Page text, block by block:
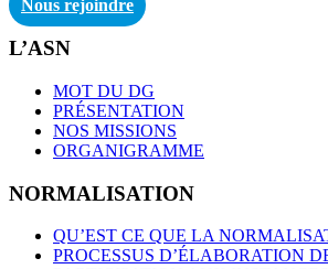
Nous rejoindre
L’ASN
MOT DU DG
PRÉSENTATION
NOS MISSIONS
ORGANIGRAMME
NORMALISATION
QU’EST CE QUE LA
PROCESSUS D’ÉLABORATION